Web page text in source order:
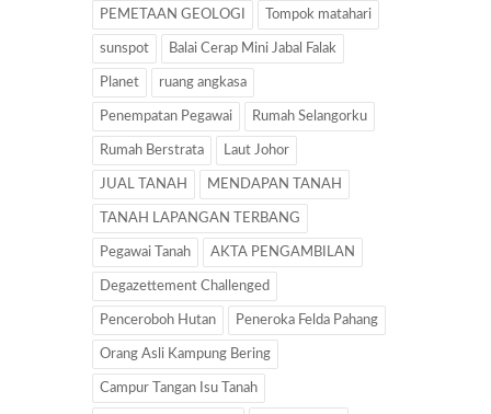
PEMETAAN GEOLOGI Tompok matahari
sunspot Balai Cerap Mini Jabal Falak
Planet ruang angkasa
Penempatan Pegawai Rumah Selangorku
Rumah Berstrata Laut Johor
JUAL TANAH MENDAPAN TANAH
TANAH LAPANGAN TERBANG
Pegawai Tanah AKTA PENGAMBILAN
Degazettement Challenged
Penceroboh Hutan Peneroka Felda Pahang
Orang Asli Kampung Bering
Campur Tangan Isu Tanah